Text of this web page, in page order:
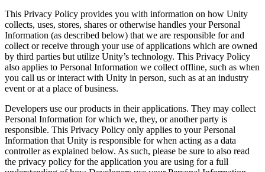
This Privacy Policy provides you with information on how Unity
collects, uses, stores, shares or otherwise handles your Personal
Information (as described below) that we are responsible for and
collect or receive through your use of applications which are owned
by third parties but utilize Unity’s technology. This Privacy Policy
also applies to Personal Information we collect offline, such as when
you call us or interact with Unity in person, such as at an industry
event or at a place of business.
Developers use our products in their applications. They may collect
Personal Information for which we, they, or another party is
responsible. This Privacy Policy only applies to your Personal
Information that Unity is responsible for when acting as a data
controller as explained below. As such, please be sure to also read
the privacy policy for the application you are using for a full